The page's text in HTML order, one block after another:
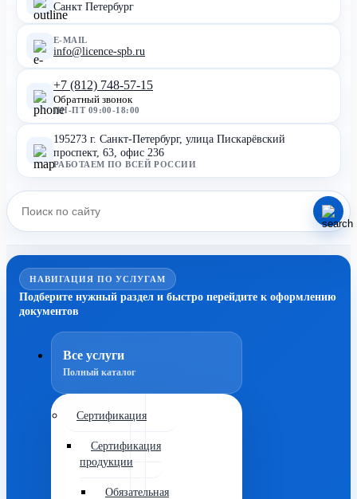
Санкт Петербург
E-MAIL
info@licence-spb.ru
+7 (812) 748-57-15
Обратный звонок
ПН-ПТ 09:00-18:00
195273 г. Санкт-Петербург, улица Пискарёвский
проспект, 63, офис 236
РАБОТАЕМ ПО ВСЕЙ РОССИИ
НАВИГАЦИЯ ПО УСЛУГАМ
Подберите нужный раздел и быстро перейдите к оформлению
документов
Все услуги
Полный каталог
Сертификация
Сертификация
продукции
Обязательная